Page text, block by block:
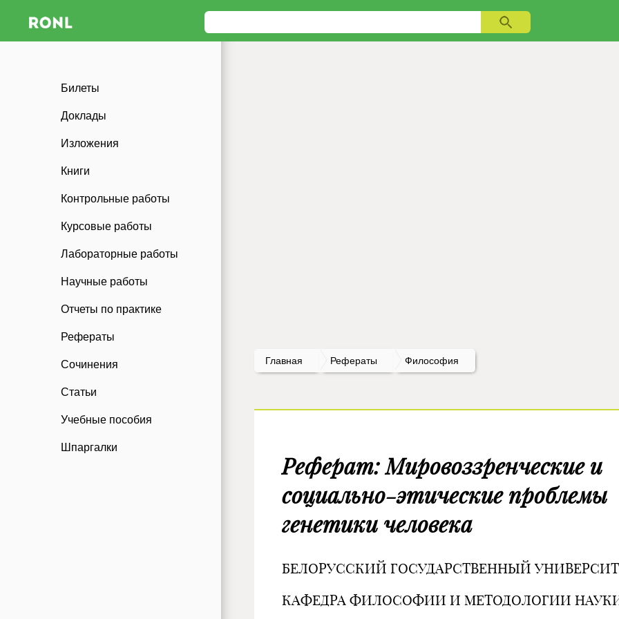
Билеты
Доклады
Изложения
Книги
Контрольные работы
Курсовые работы
Лабораторные работы
Научные работы
Отчеты по практике
Рефераты
Сочинения
Статьи
Учебные пособия
Шпаргалки
Главная Рефераты Философия
Реферат: Мировоззренческие и
социально-этические проблемы
генетики человека
БЕЛОРУССКИЙ ГОСУДАРСТВЕННЫЙ
КАФЕДРА ФИЛОСОФИИ И МЕТОДОЛОГИИ